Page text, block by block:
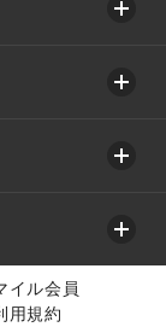
イル会員
用規約